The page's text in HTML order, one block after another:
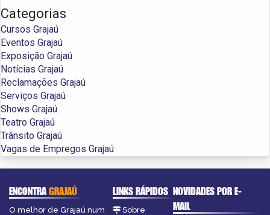
Categorias
Cursos Grajaú
Eventos Grajaú
Exposição Grajaú
Notícias Grajaú
Reclamações Grajaú
Serviços Grajaú
Shows Grajaú
Teatro Grajaú
Trânsito Grajaú
Vagas de Empregos Grajaú
ENCONTRAGRAJAÚ
O melhor de Grajaú num
LINKS RÁPIDOS
Sobre
NOVIDADES POR E-
MAIL